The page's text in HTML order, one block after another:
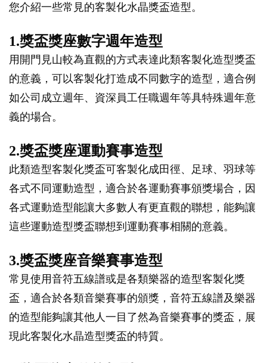
您介紹一些常見的客製化水晶獎盃造型。
1.獎盃獎座數字週年造型
用開門見山較為直觀的方式表達此類客製化造型獎盃
的意義，可以客製化打造成不同數字的造型，適合例
如公司成立週年、資深員工任職週年等具特殊週年意
義的場合。
2.獎盃獎座運動賽事造型
此類造型客製化獎盃可客製化成田徑、足球、羽球等
各式不同運動造型，適合於各運動賽事頒獎場合，因
各式運動造型能讓大多數人有更直觀的聯想，能夠讓
這些運動造型獎盃聯想到運動賽事相關的意義。
3.獎盃獎座音樂賽事造型
常見使用音符五線譜或是各類樂器的造型客製化獎
盃，適合於各類音樂賽事的頒獎，音符五線譜及樂器
的造型能夠讓其他人一目了然為音樂賽事的獎盃，展
現此客製化水晶造型獎盃的特質。